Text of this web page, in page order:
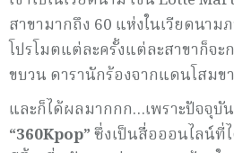
สาขามากถึง 60 แห่งในเวียดนาม
โปรโมตแต่ละครั้งแต่ละสาขาก็จ
ขบวน ดารานักร้องจากแดนโสมข
และก็ได้ผลมากกก…เพราะปัจจุบั
“360Kpop”ซึ่งเป็นสื่อออนไลน์ที่